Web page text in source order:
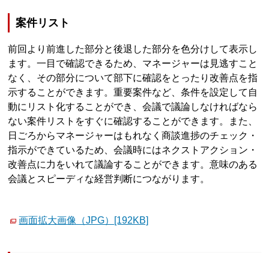
案件リスト
前回より前進した部分と後退した部分を色分けして表示し
ます。一目で確認できるため、マネージャーは見逃すこと
なく、その部分について部下に確認をとったり改善点を指
示することができます。重要案件など、条件を設定して自
動にリスト化することができ、会議で議論しなければなら
ない案件リストをすぐに確認することができます。また、
日ごろからマネージャーはもれなく商談進捗のチェック・
指示ができているため、会議時にはネクストアクション・
改善点に力をいれて議論することができます。意味のある
会議とスピーディな経営判断につながります。
画面拡大画像（JPG）[192KB]